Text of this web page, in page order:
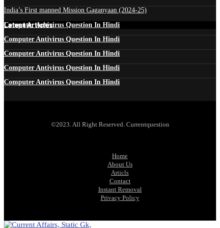
India’s First manned Mission Gaganyaan (2024-25)
Latest Articles
Computer Antivirus Question In Hindi
Computer Antivirus Question In Hindi
Computer Antivirus Question In Hindi
Computer Antivirus Question In Hindi
Computer Antivirus Question In Hindi
©2023. All Right Reserved. Currentquestion
Home
About Us
Articls
Contact
Instant Removal
Privacy Policy